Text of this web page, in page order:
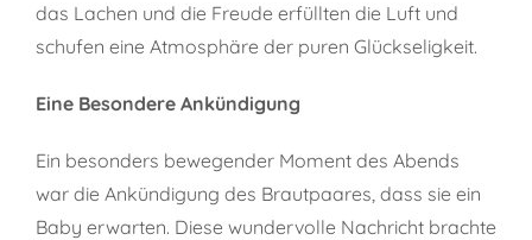
das Lachen und die Freude erfüllten die Luft und
schufen eine Atmosphäre der puren Glückseligkeit.
Eine Besondere Ankündigung
Ein besonders bewegender Moment des Abends
war die Ankündigung des Brautpaares, dass sie ein
Baby erwarten. Diese wundervolle Nachricht brachte